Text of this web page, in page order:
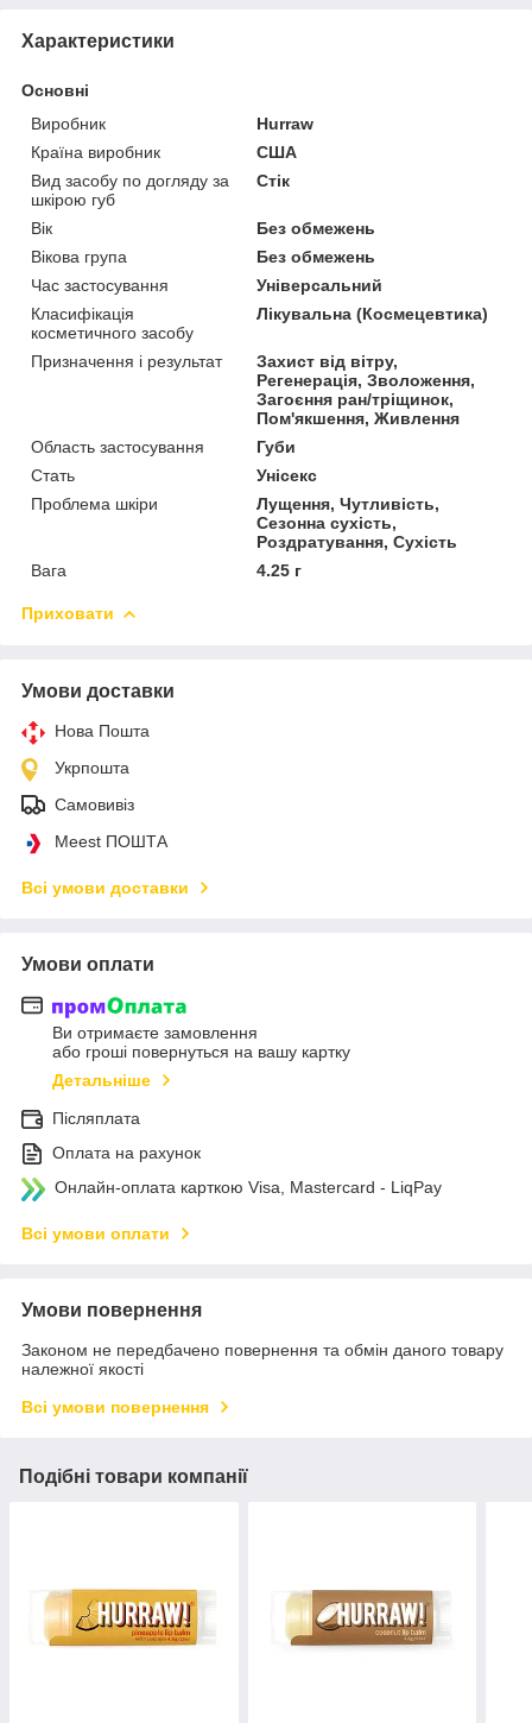
Характеристики
Основні
Виробник
Hurraw
Країна виробник
США
Вид засобу по догляду за
шкірою губ
Стік
Вік
Без обмежень
Вікова група
Без обмежень
Час застосування
Універсальний
Класифікація
косметичного засобу
Лікувальна (Космецевтика)
Призначення і результат
Захист від вітру,
Регенерація, Зволоження,
Загоєння ран/тріщинок,
Пом'якшення, Живлення
Область застосування
Губи
Стать
Унісекс
Проблема шкіри
Лущення, Чутливість,
Сезонна сухість,
Роздратування, Сухість
Вага
4.25 г
Приховати
Умови доставки
Нова Пошта
Укрпошта
Самовивіз
Meest ПОШТА
Всі умови доставки
Умови оплати
Ви отримаєте замовлення
або гроші повернуться на вашу картку
Детальніше
Післяплата
Оплата на рахунок
Онлайн-оплата карткою Visa, Mastercard - LiqPay
Всі умови оплати
Умови повернення
Законом не передбачено повернення та обмін даного товару
належної якості
Всі умови повернення
Подібні товари компанії